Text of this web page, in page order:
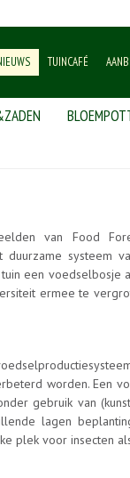
TUINCAFÉ
van Food
systeem
een voedselbosje
ermee te
worden. Een
gebruik van
lagen
plek voor insecten